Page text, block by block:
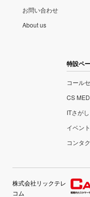
お問い合わせ
About us
特設ペ
コール
CS
ITさがし
イベン
コンタ
株式会社リックテレ
コム